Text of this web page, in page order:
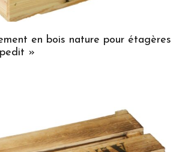
en bois nature pour étagères
»